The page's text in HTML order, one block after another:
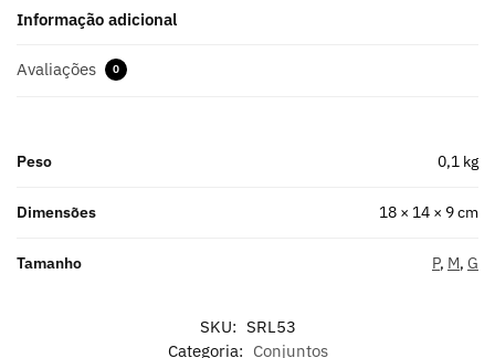
Informação adicional
Avaliações 0
Peso 0,1 kg
Dimensões 18 × 14 × 9 cm
Tamanho P, M, G
SKU: SRL53
Categoria: Conjuntos